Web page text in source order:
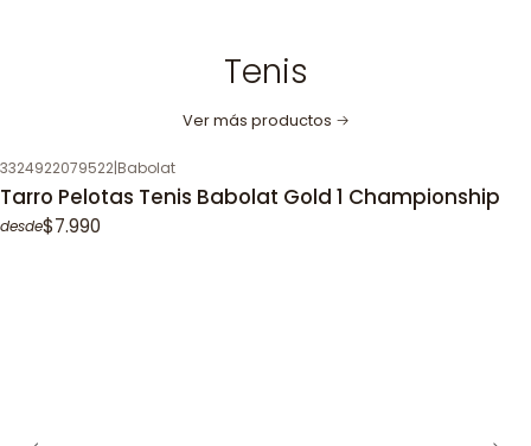
Tenis
Ver más productos
3324922079522|Babolat
Tarro Pelotas Tenis Babolat Gold 1 Championship
desde$7.990